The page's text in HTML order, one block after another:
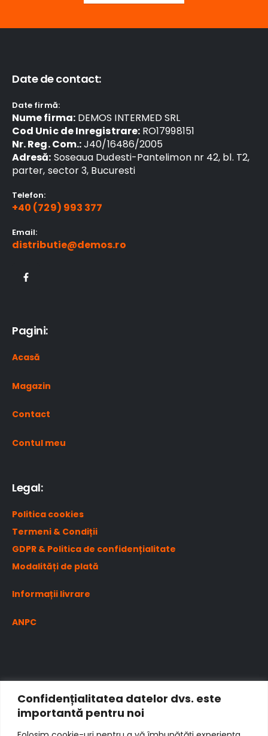
Confidențialitatea datelor dvs. este
importantă pentru noi
Date de contact:
Date firmă:
Nume firma:DEMOS INTERMED SRL
Cod Unic de Inregistrare: RO17998151
Nr. Reg. Com.:J40/16486/2005
Adresă: Soseaua Dudesti-Pantelimon nr 42, bl. T2,
parter, sector 3, Bucuresti
Telefon:
+40 (729) 993 377
Email:
distributie@demos.ro
Pagini:
Acasă
Magazin
Contact
Contul meu
Legal:
Politica cookies
Termeni & Condiții
GDPR & Politica de confidențialitate
Modalități de plată
Informații livrare
ANPC